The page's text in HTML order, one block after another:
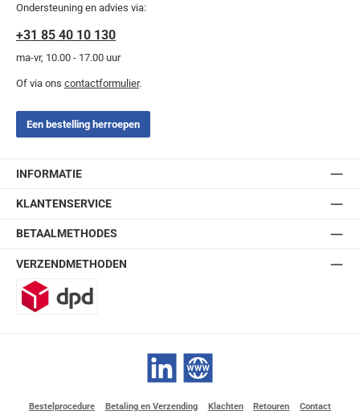
Ondersteuning en advies via:
+31 85 40 10 130
ma-vr, 10.00 - 17.00 uur
Of via ons contactformulier.
Een bestelling herroepen
INFORMATIE
KLANTENSERVICE
BETAALMETHODES
VERZENDMETHODEN
LinkedIn Website
Bestelprocedure Betaling en Verzending Klachten Retouren Contact